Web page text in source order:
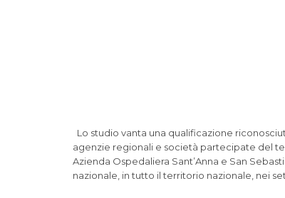
Lo studio vanta una qualificazione
agenzie regionali e società partecipate del
Azienda Ospedaliera Sant’Anna e San
nazionale, in tutto il territorio nazionale, nei